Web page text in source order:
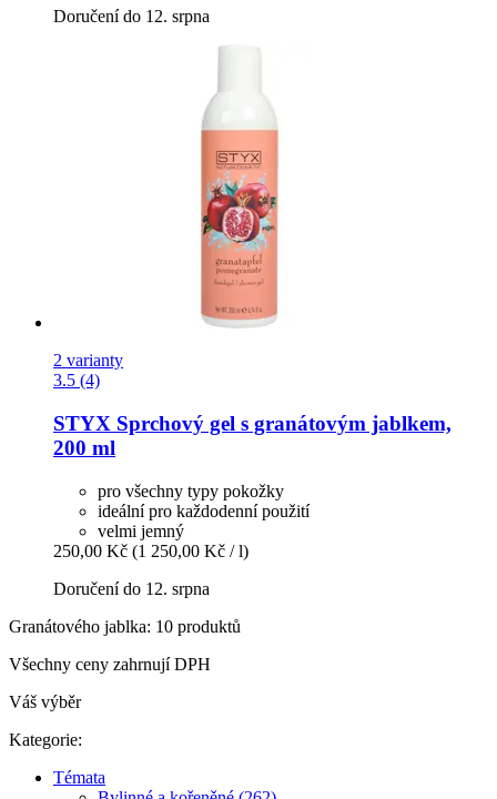
Doručení do 12. srpna
2 varianty
3.5 (4)
STYX Sprchový gel s granátovým jablkem,
200 ml
pro všechny typy pokožky
ideální pro každodenní použití
velmi jemný
250,00 Kč (1 250,00 Kč / l)
Doručení do 12. srpna
Granátového jablka: 10 produktů
Všechny ceny zahrnují DPH
Váš výběr
Kategorie:
Témata